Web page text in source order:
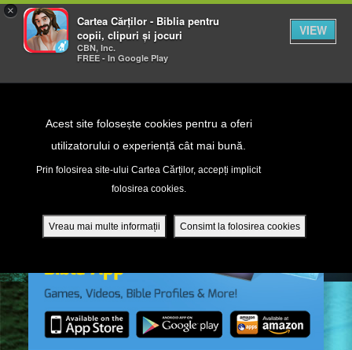
×
Cartea Cărților - Biblia pentru
copii, clipuri și jocuri
CBN, Inc.
FREE - In Google Play
VIEW
Acest site folosește cookies pentru a oferi
utilizatorului o experiență cât mai bună.
Prin folosirea site-ului Cartea Cărților, accepți implicit
folosirea cookies.
Vreau mai multe informații Consimt la folosirea cookies
DVD - Sezoane 1-4
mobilă